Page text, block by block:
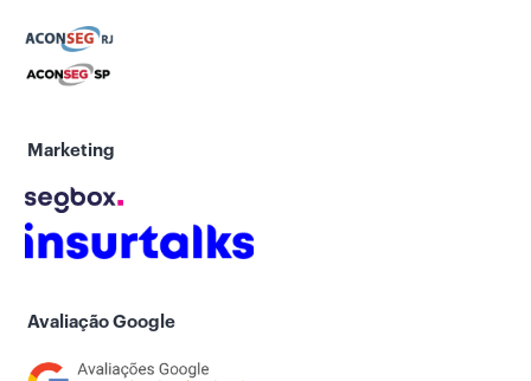
Marketing
Avaliação Google